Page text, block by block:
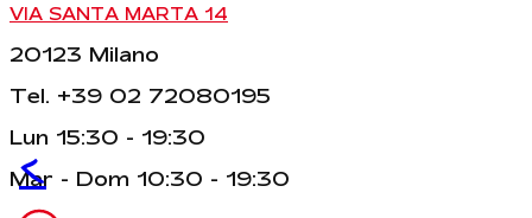
<
VIA SANTA MARTA 14
20123 Milano
Tel. +39 02 72080195
Lun 15:30 - 19:30
Mar - Dom 10:30 - 19:30